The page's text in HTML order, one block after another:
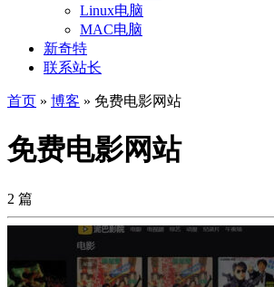
Linux电脑
MAC电脑
新奇特
联系站长
首页 » 博客 » 免费电影网站
免费电影网站
2 篇